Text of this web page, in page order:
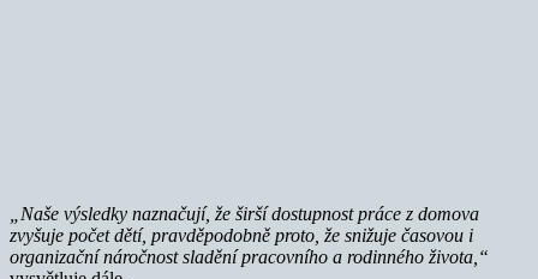
„Naše výsledky naznačují, že širší dostupnost práce z domova
zvyšuje počet dětí, pravděpodobně proto, že snižuje časovou i
organizační náročnost sladění pracovního a rodinného života,“